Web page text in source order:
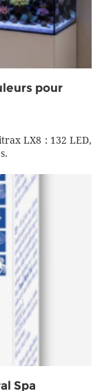
pour
LX8 : 132 LED,
Spa